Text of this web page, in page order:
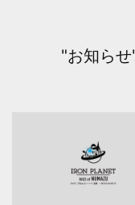
"お知ら